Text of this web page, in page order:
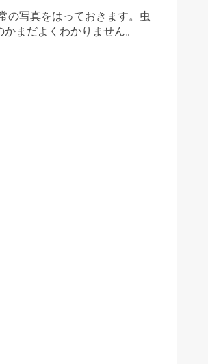
の写真をはっておきます。虫
まだよくわかりません。